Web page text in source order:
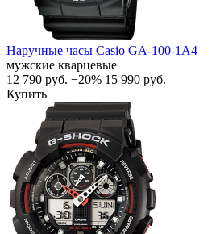
Наручные часы Casio GA-100-1A4
мужские кварцевые
12 790 руб. −20% 15 990 руб.
Купить